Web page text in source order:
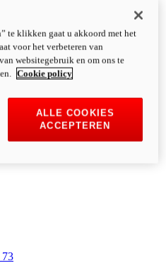
73
te klikken gaat u akkoord met het
voor het verbeteren van
websitegebruik en om ons te
Cookie policy
ALLE COOKIES
ACCEPTEREN